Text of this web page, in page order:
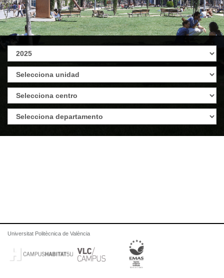
Universitat Politècnica de València